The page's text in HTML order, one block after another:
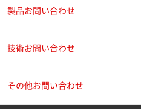
製品お問い合わせ
技術お問い合わせ
その他お問い合わせ